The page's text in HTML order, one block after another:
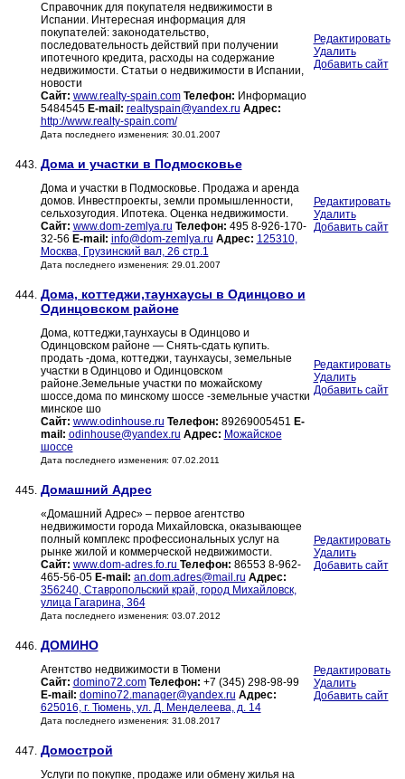
Справочник для покупателя недвижимости в
Испании. Интересная информация для
покупателей: законодательство,
последовательность действий при получении
ипотечного кредита, расходы на содержание
недвижимости. Статьи о недвижимости в Испании,
новости
Сайт: www.realty-spain.com Телефон: Информацио
5484545 E-mail: realtyspain@yandex.ru Адрес:
http://www.realty-spain.com/
Дата последнего изменения: 30.01.2007
Редактировать
Удалить
Добавить сайт
443. Дома и участки в Подмосковье
Дома и участки в Подмосковье. Продажа и аренда
домов. Инвестпроекты, земли промышленности,
сельхозугодия. Ипотека. Оценка недвижимости.
Сайт: www.dom-zemlya.ru Телефон: 495 8-926-170-
32-56 E-mail: info@dom-zemlya.ru Адрес: 125310,
Москва, Грузинский вал, 26 стр.1
Дата последнего изменения: 29.01.2007
Редактировать
Удалить
Добавить сайт
444. Дома, коттеджи,таунхаусы в Одинцово и
Одинцовском районе
Дома, коттеджи,таунхаусы в Одинцово и
Одинцовском районе — Снять-сдать купить.
продать -дома, коттеджи, таунхаусы, земельные
участки в Одинцово и Одинцовском
районе.Земельные участки по можайскому
шоссе,дома по минскому шоссе -земельные участки
минское шо
Сайт: www.odinhouse.ru Телефон: 89269005451 E-
mail: odinhouse@yandex.ru Адрес: Можайское
шоссе
Дата последнего изменения: 07.02.2011
Редактировать
Удалить
Добавить сайт
445. Домашний Адрес
«Домашний Адрес» – первое агентство
недвижимости города Михайловска, оказывающее
полный комплекс профессиональных услуг на
рынке жилой и коммерческой недвижимости.
Сайт: www.dom-adres.fo.ru Телефон: 86553 8-962-
465-56-05 E-mail: an.dom.adres@mail.ru Адрес:
356240, Ставропольский край, город Михайловск,
улица Гагарина, 364
Дата последнего изменения: 03.07.2012
Редактировать
Удалить
Добавить сайт
446. ДОМИНО
Агентство недвижимости в Тюмени
Сайт: domino72.com Телефон: +7 (345) 298-98-99
E-mail: domino72.manager@yandex.ru Адрес:
625016, г. Тюмень, ул. Д. Менделеева, д. 14
Дата последнего изменения: 31.08.2017
Редактировать
Удалить
Добавить сайт
447. Домострой
Услуги по покупке, продаже или обмену жилья на